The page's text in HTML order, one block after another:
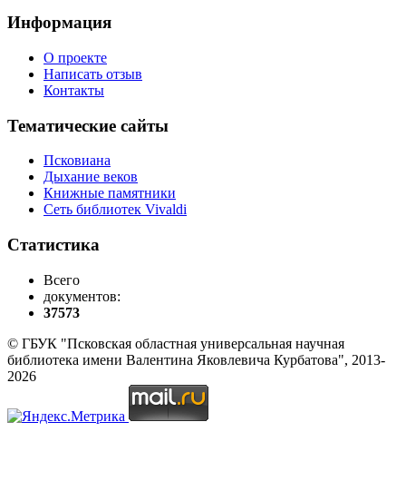
Информация
О проекте
Написать отзыв
Контакты
Тематические сайты
Псковиана
Дыхание веков
Книжные памятники
Сеть библиотек Vivaldi
Статистика
Всего
документов:
37573
© ГБУК "Псковская областная универсальная научная
библиотека имени Валентина Яковлевича Курбатова", 2013-
2026